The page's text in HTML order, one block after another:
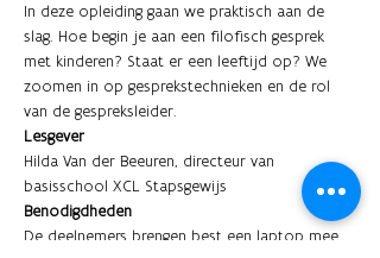
In deze opleiding gaan we praktisch aan de
slag. Hoe begin je aan een filofisch gesprek
met kinderen? Staat er een leeftijd op? We
zoomen in op gesprekstechnieken en de rol
van de gespreksleider.
Lesgever
Hilda Van der Beeuren, directeur van
basisschool XCL Stapsgewijs
Benodigdheden
De deelnemers brengen best een laptop mee.